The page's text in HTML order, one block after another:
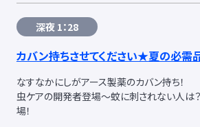
深夜 1：28
カバン持ちさせてください★夏の必需
なすなかにしがアース製薬のカバン持ち！
虫ケアの開発者登場〜蚊に刺されない人は
場！